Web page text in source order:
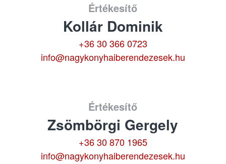
Értékesítő
Kollár Dominik
+36 30 366 0723
info@nagykonyhaiberendezesek.hu
Értékesítő
Zsömbörgi Gergely
+36 30 870 1965
info@nagykonyhaiberendezesek.hu